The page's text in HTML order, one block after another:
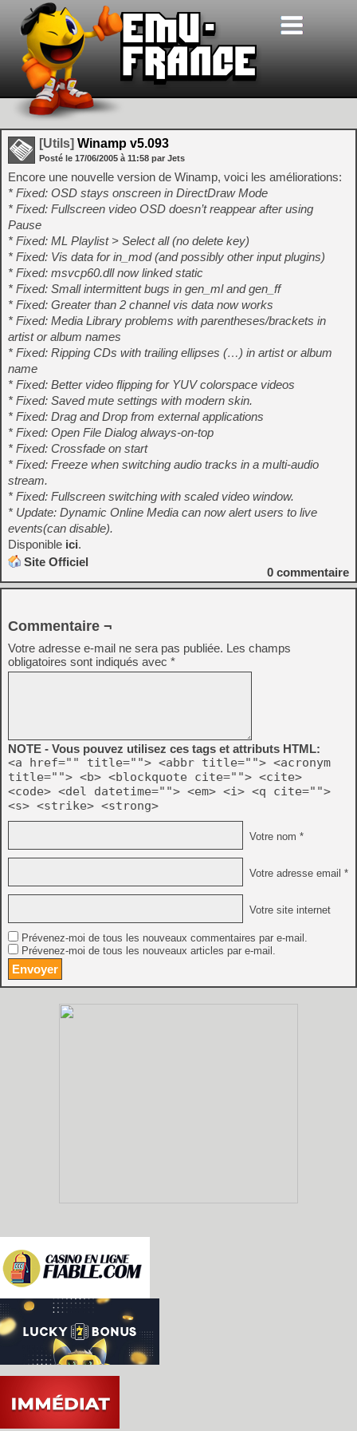
[Utils] Winamp v5.093
Posté le 17/06/2005 à 11:58 par Jets
Encore une nouvelle version de Winamp, voici les améliorations:
* Fixed: OSD stays onscreen in DirectDraw Mode
* Fixed: Fullscreen video OSD doesn’t reappear after using
Pause
* Fixed: ML Playlist > Select all (no delete key)
* Fixed: Vis data for in_mod (and possibly other input plugins)
* Fixed: msvcp60.dll now linked static
* Fixed: Small intermittent bugs in gen_ml and gen_ff
* Fixed: Greater than 2 channel vis data now works
* Fixed: Media Library problems with parentheses/brackets in
artist or album names
* Fixed: Ripping CDs with trailing ellipses (…) in artist or album
name
* Fixed: Better video flipping for YUV colorspace videos
* Fixed: Saved mute settings with modern skin.
* Fixed: Drag and Drop from external applications
* Fixed: Open File Dialog always-on-top
* Fixed: Crossfade on start
* Fixed: Freeze when switching audio tracks in a multi-audio
stream.
* Fixed: Fullscreen switching with scaled video window.
* Update: Dynamic Online Media can now alert users to live
events(can disable).
Disponible ici.
Site Officiel
0 commentaire
Commentaire ¬
Votre adresse e-mail ne sera pas publiée. Les champs
obligatoires sont indiqués avec *
NOTE - Vous pouvez utilisez ces tags et attributs HTML:
<a href="" title=""> <abbr title=""> <acronym
title=""> <b> <blockquote cite=""> <cite>
<code> <del datetime=""> <em> <i> <q cite="">
<s> <strike> <strong>
Votre nom *
Votre adresse email *
Votre site internet
Prévenez-moi de tous les nouveaux commentaires par e-mail.
Prévenez-moi de tous les nouveaux articles par e-mail.